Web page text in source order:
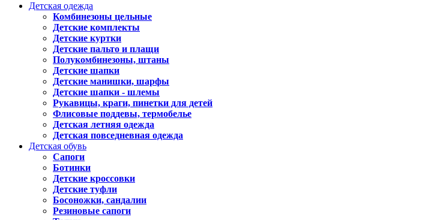
Детская одежда
Комбинезоны цельные
Детские комплекты
Детские куртки
Детские пальто и плащи
Полукомбинезоны, штаны
Детские шапки
Детские манишки, шарфы
Детские шапки - шлемы
Рукавицы, краги, пинетки для детей
Флисовые поддевы, термобелье
Детская летняя одежда
Детская повседневная одежда
Детская обувь
Сапоги
Ботинки
Детские кроссовки
Детские туфли
Босоножки, сандалии
Резиновые сапоги